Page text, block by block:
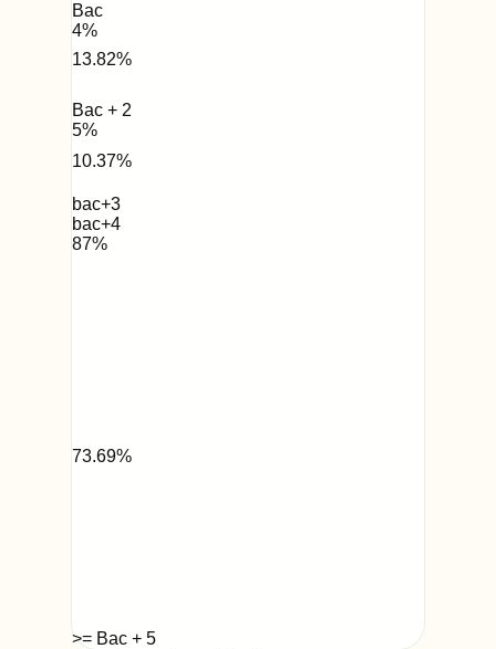
Bac
4%
13.82%
Bac + 2
5%
10.37%
bac+3
bac+4
87%
73.69%
>= Bac + 5